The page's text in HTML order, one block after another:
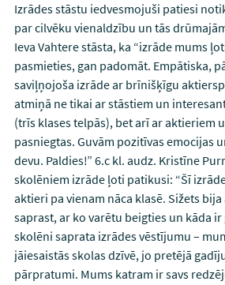
Izrādes stāstu iedvesmojuši patiesi
par cilvēku vienaldzību un tās
Ieva Vahtere stāsta, ka “izrāde mums
pasmieties, gan padomāt. Empātiska,
saviļņojoša izrāde ar brīnišķīgu
atmiņā ne tikai ar stāstiem un
(trīs klases telpās), bet arī ar aktieriem
pasniegtas. Guvām pozitīvas emocijas
devu. Paldies!” 6.c kl. audz. Kristīne
skolēniem izrāde ļoti patikusi: “Šī
aktieri pa vienam nāca klasē. Sižets
saprast, ar ko varētu beigties un kāda ir
skolēni saprata izrādes vēstījumu –
jāiesaistās skolas dzīvē, jo pretējā
pārpratumi. Mums katram ir savs